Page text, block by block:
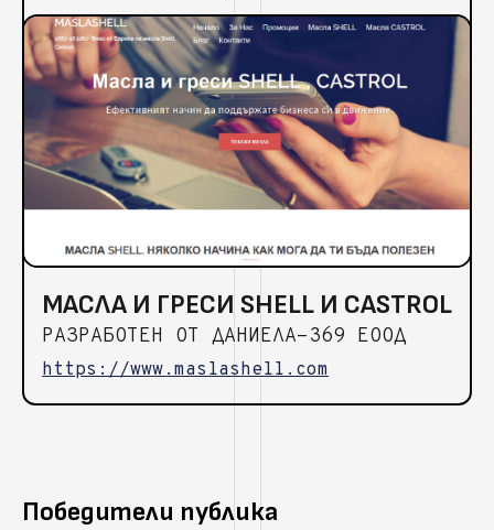
МАСЛА И ГРЕСИ SHELL И CASTROL
РАЗРАБОТЕН ОТ ДАНИЕЛА-369 ЕООД
https://www.maslashell.com
Победители публика